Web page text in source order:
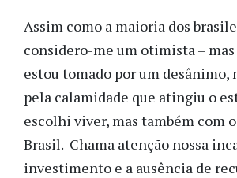
Assim como a maioria dos
considero-me um otimista –
estou tomado por um desânimo,
pela calamidade que atingiu o
escolhi viver, mas também com
Brasil. Chama atenção nossa
investimento e a ausência de